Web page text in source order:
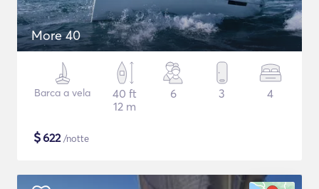
More 40
Barca a vela
40 ft
12 m
6 3 4
$622/notte